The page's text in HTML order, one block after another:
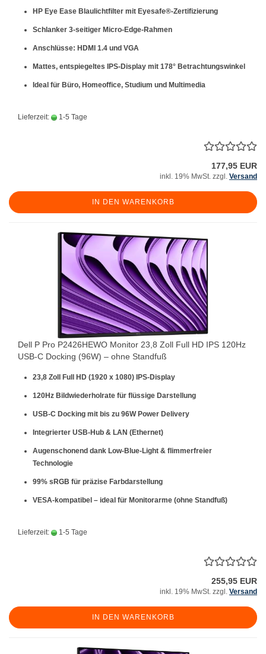
HP Eye Ease Blaulichtfilter mit Eyesafe®-Zertifizierung
Schlanker 3-seitiger Micro-Edge-Rahmen
Anschlüsse: HDMI 1.4 und VGA
Mattes, entspiegeltes IPS-Display mit 178° Betrachtungswinkel
Ideal für Büro, Homeoffice, Studium und Multimedia
Lieferzeit: 1-5 Tage
177,95 EUR
inkl. 19% MwSt. zzgl. Versand
IN DEN WARENKORB
Dell P Pro P2426HEWO Monitor 23,8 Zoll Full HD IPS 120Hz
USB-C Docking (96W) – ohne Standfuß
23,8 Zoll Full HD (1920 x 1080) IPS-Display
120Hz Bildwiederholrate für flüssige Darstellung
USB-C Docking mit bis zu 96W Power Delivery
Integrierter USB-Hub & LAN (Ethernet)
Augenschonend dank Low-Blue-Light & flimmerfreier
Technologie
99% sRGB für präzise Farbdarstellung
VESA-kompatibel – ideal für Monitorarme (ohne Standfuß)
Lieferzeit: 1-5 Tage
255,95 EUR
inkl. 19% MwSt. zzgl. Versand
IN DEN WARENKORB